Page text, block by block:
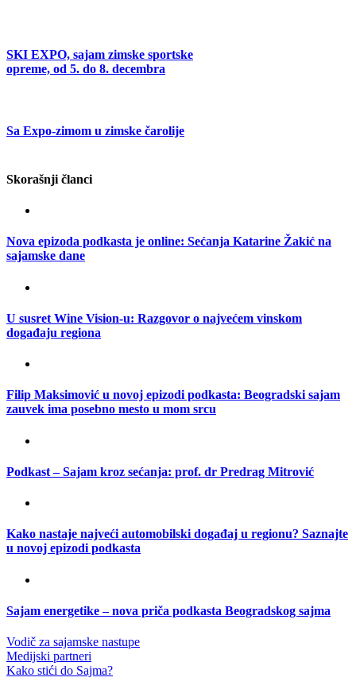
SKI EXPO, sajam zimske sportske
opreme, od 5. do 8. decembra
Sa Expo-zimom u zimske čarolije
Skorašnji članci
Nova epizoda podkasta je online: Sećanja Katarine Žakić na
sajamske dane
U susret Wine Vision-u: Razgovor o najvećem vinskom
događaju regiona
Filip Maksimović u novoj epizodi podkasta: Beogradski sajam
zauvek ima posebno mesto u mom srcu
Podkast – Sajam kroz sećanja: prof. dr Predrag Mitrović
Kako nastaje najveći automobilski događaj u regionu? Saznajte
u novoj epizodi podkasta
Sajam energetike – nova priča podkasta Beogradskog sajma
Vodič za sajamske nastupe
Medijski partneri
Kako stići do Sajma?